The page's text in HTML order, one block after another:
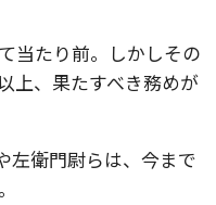
当たり前。しかしその
上、果たすべき務めが
左衛門尉らは、今まで